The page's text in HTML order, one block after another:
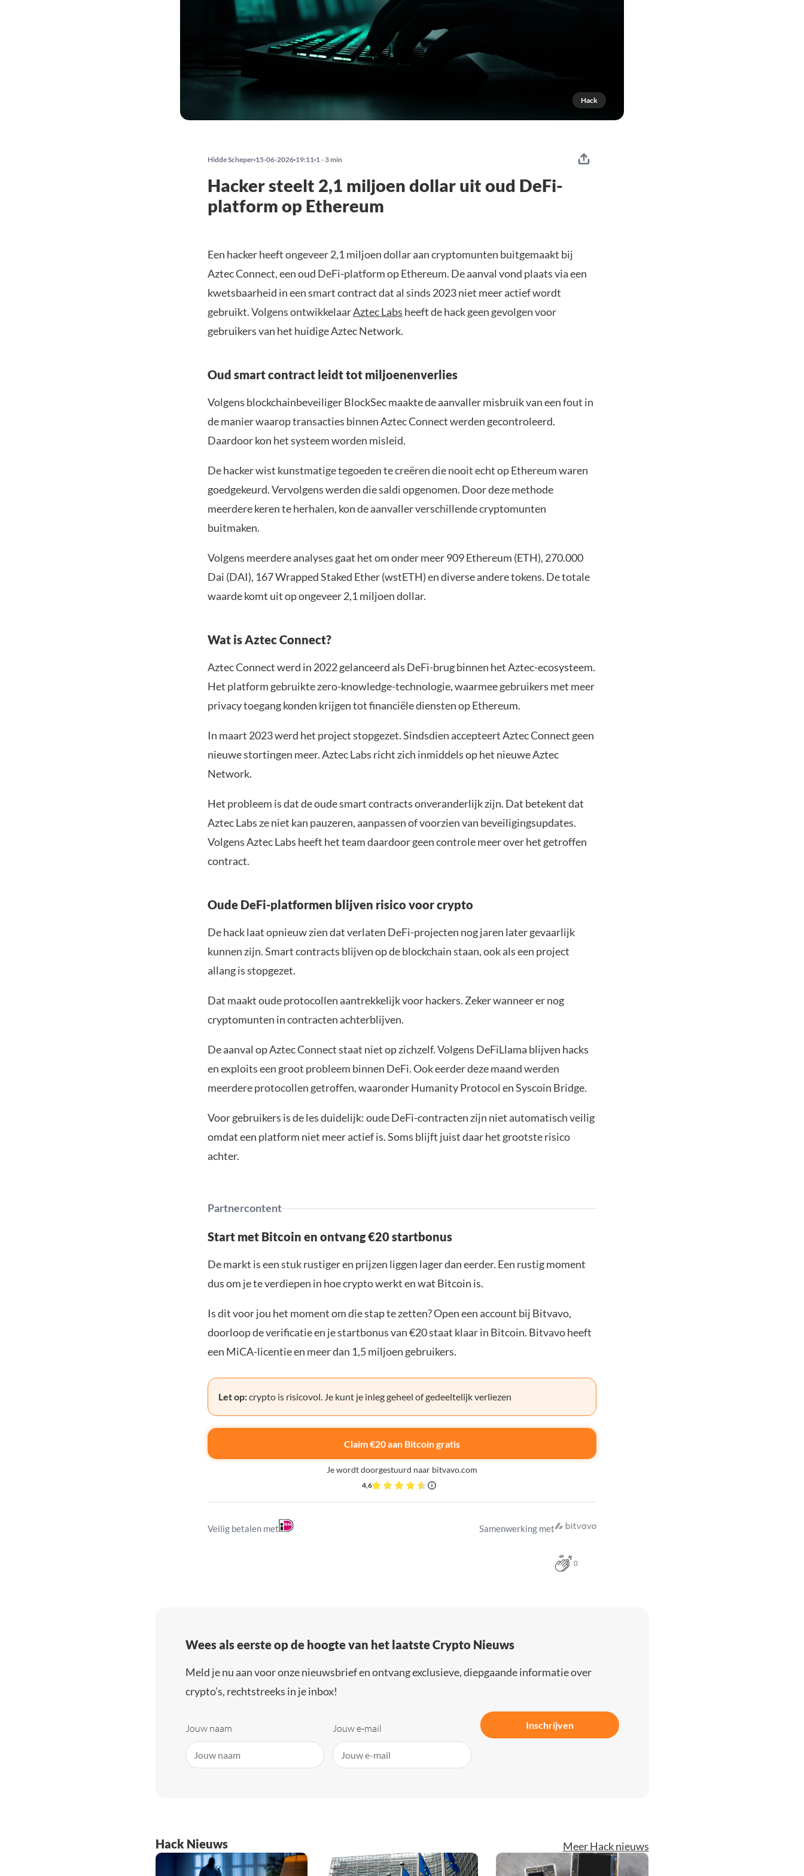
Hack
Hidde Scheper 15-06-2026 19:11 1 - 3 min
Hacker steelt 2,1 miljoen dollar uit oud DeFi-
platform op Ethereum
Een hacker heeft ongeveer 2,1 miljoen dollar aan cryptomunten buitgemaakt bij
Aztec Connect, een oud DeFi-platform op Ethereum. De aanval vond plaats via een
kwetsbaarheid in een smart contract dat al sinds 2023 niet meer actief wordt
gebruikt. Volgens ontwikkelaarAztec Labs heeft de hack geen gevolgen voor
gebruikers van het huidige Aztec Network.
Oud smart contract leidt tot miljoenenverlies
Volgens blockchainbeveiliger BlockSec maakte de aanvaller misbruik van een fout in
de manier waarop transacties binnen Aztec Connect werden gecontroleerd.
Daardoor kon het systeem worden misleid.
De hacker wist kunstmatige tegoeden te creëren die nooit echt op Ethereum waren
goedgekeurd. Vervolgens werden die saldi opgenomen. Door deze methode
meerdere keren te herhalen, kon de aanvaller verschillende cryptomunten
buitmaken.
Volgens meerdere analyses gaat het om onder meer 909 Ethereum (ETH), 270.000
Dai (DAI), 167 Wrapped Staked Ether (wstETH) en diverse andere tokens. De totale
waarde komt uit op ongeveer 2,1 miljoen dollar.
Wat is Aztec Connect?
Aztec Connect werd in 2022 gelanceerd als DeFi-brug binnen het Aztec-ecosysteem.
Het platform gebruikte zero-knowledge-technologie, waarmee gebruikers met meer
privacy toegang konden krijgen tot financiële diensten op Ethereum.
In maart 2023 werd het project stopgezet. Sindsdien accepteert Aztec Connect geen
nieuwe stortingen meer. Aztec Labs richt zich inmiddels op het nieuwe Aztec
Network.
Het probleem is dat de oude smart contracts onveranderlijk zijn. Dat betekent dat
Aztec Labs ze niet kan pauzeren, aanpassen of voorzien van beveiligingsupdates.
Volgens Aztec Labs heeft het team daardoor geen controle meer over het getroffen
contract.
Oude DeFi-platformen blijven risico voor crypto
De hack laat opnieuw zien dat verlaten DeFi-projecten nog jaren later gevaarlijk
kunnen zijn. Smart contracts blijven op de blockchain staan, ook als een project
allang is stopgezet.
Dat maakt oude protocollen aantrekkelijk voor hackers. Zeker wanneer er nog
cryptomunten in contracten achterblijven.
De aanval op Aztec Connect staat niet op zichzelf. Volgens DeFiLlama blijven hacks
en exploits een groot probleem binnen DeFi. Ook eerder deze maand werden
meerdere protocollen getroffen, waaronder Humanity Protocol en Syscoin Bridge.
Voor gebruikers is de les duidelijk: oude DeFi-contracten zijn niet automatisch veilig
omdat een platform niet meer actief is. Soms blijft juist daar het grootste risico
achter.
Partnercontent
Start met Bitcoin en ontvang €20 startbonus
De markt is een stuk rustiger en prijzen liggen lager dan eerder. Een rustig moment
dus om je te verdiepen in hoe crypto werkt en wat Bitcoin is.
Is dit voor jou het moment om die stap te zetten? Open een account bij Bitvavo,
doorloop de verificatie en je startbonus van €20 staat klaar in Bitcoin. Bitvavo heeft
een MiCA-licentie en meer dan 1,5 miljoen gebruikers.
Let op:crypto is risicovol. Je kunt je inleg geheel of gedeeltelijk verliezen
Claim €20 aan Bitcoin gratis
Je wordt doorgestuurd naar bitvavo.com
4,6
Veilig betalen met Samenwerking met
0
Wees als eerste op de hoogte van het laatste Crypto Nieuws
Meld je nu aan voor onze nieuwsbrief en ontvang exclusieve, diepgaande informatie over
crypto’s, rechtstreeks in je inbox!
Jouw naam Jouw e-mail Inschrijven
Hack Nieuws Meer Hack nieuws